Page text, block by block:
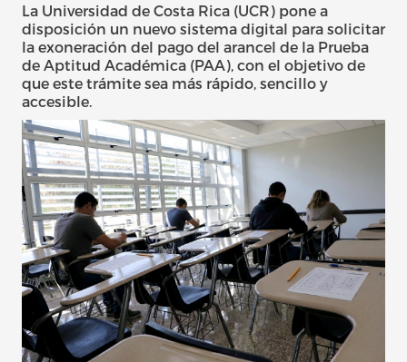
La Universidad de Costa Rica (UCR) pone a
disposición un nuevo sistema digital para solicitar
la exoneración del pago del arancel de la Prueba
de Aptitud Académica (PAA), con el objetivo de
que este trámite sea más rápido, sencillo y
accesible.